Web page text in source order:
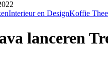
Interieur en DesignKoffie
lanceren